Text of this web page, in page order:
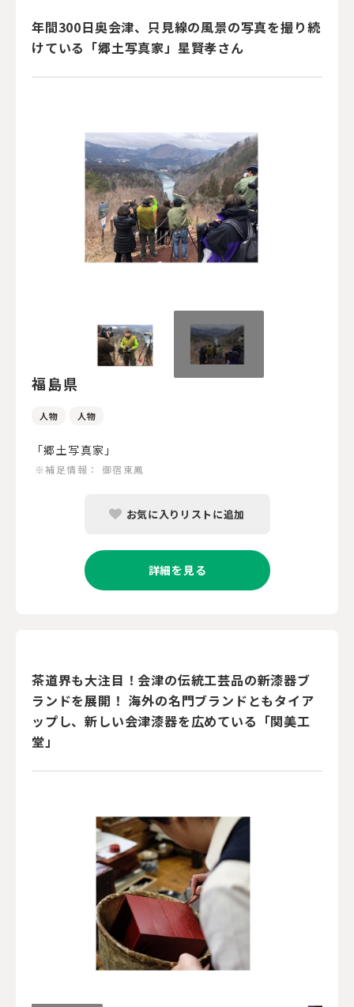
年間300日奥会津、只見線の風景の写真を撮り続
けている「郷土写真家」星賢孝さん
福島県
人物 人物
「郷土写真家」
※補足情報： 御宿東鳳
お気に入りリストに追加
詳細を見る
茶道界も大注目！会津の伝統工芸品の新漆器ブ
ランドを展開！ 海外の名門ブランドともタイア
ップし、新しい会津漆器を広めている「関美工
堂」